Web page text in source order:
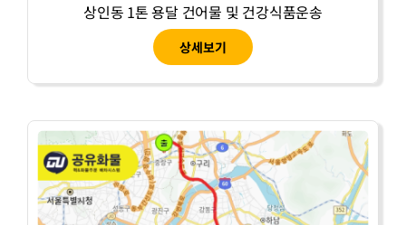
상인동 1톤 용달 건어물 및 건강식품운송
상세보기